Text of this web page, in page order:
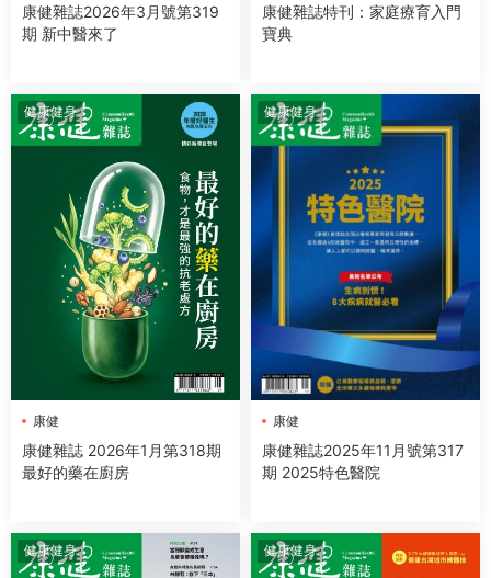
康健雜誌2026年3月號第319
期 新中醫來了
康健雜誌特刊：家庭療育入門
寶典
健康健身
康健
康健雜誌 2026年1月第318期
最好的藥在廚房
健康健身
康健
康健雜誌2025年11月號第317
期 2025特色醫院
健康健身 健康健身